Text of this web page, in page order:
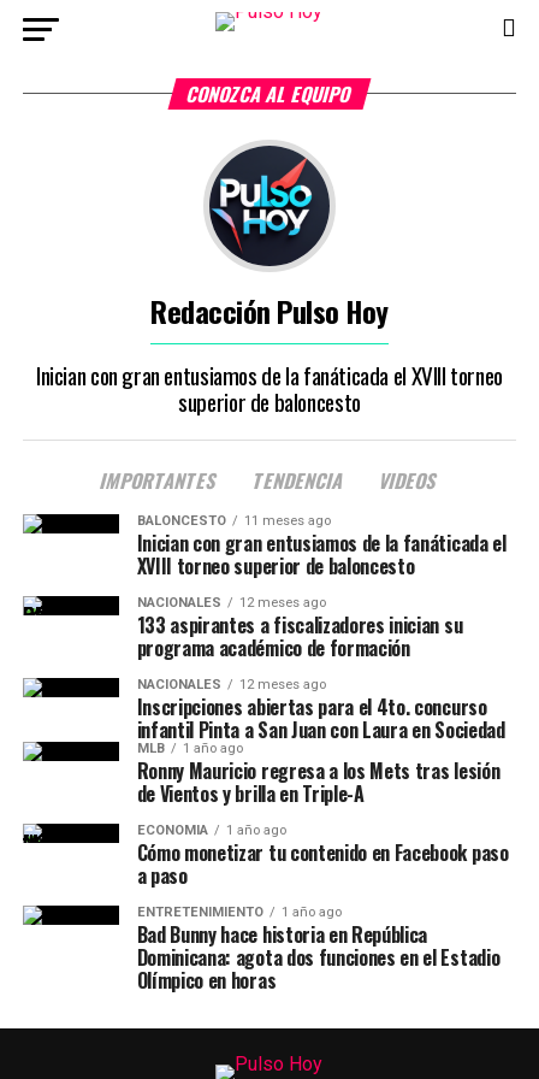
CONOZCA AL EQUIPO
Redacción Pulso Hoy
Inician con gran entusiamos de la fanáticada el XVIII torneo
superior de baloncesto
IMPORTANTES TENDENCIA VIDEOS
BALONCESTO 11 meses ago
Inician con gran entusiamos de la fanáticada el
XVIII torneo superior de baloncesto
NACIONALES 12 meses ago
133 aspirantes a fiscalizadores inician su
programa académico de formación
NACIONALES 12 meses ago
Inscripciones abiertas para el 4to. concurso
infantil Pinta a San Juan con Laura en Sociedad
MLB 1 año ago
Ronny Mauricio regresa a los Mets tras lesión
de Vientos y brilla en Triple-A
ECONOMIA 1 año ago
Cómo monetizar tu contenido en Facebook paso
a paso
ENTRETENIMIENTO 1 año ago
Bad Bunny hace historia en República
Dominicana: agota dos funciones en el Estadio
Olímpico en horas